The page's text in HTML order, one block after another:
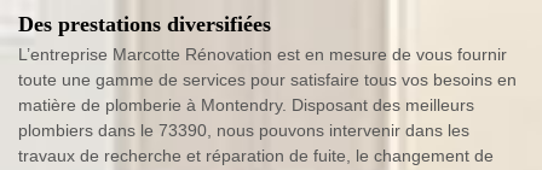
Des prestations diversifiées
L’entreprise Marcotte Rénovation est en mesure de vous fournir
toute une gamme de services pour satisfaire tous vos besoins en
matière de plomberie à Montendry. Disposant des meilleurs
plombiers dans le 73390, nous pouvons intervenir dans les
travaux de recherche et réparation de fuite, le changement de